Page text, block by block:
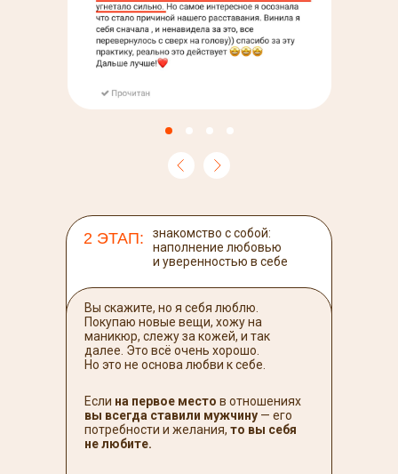
Если на первое место в отношениях
вы всегда ставили мужчину — его
потребности и желания, то вы себя
не любите.
Вы скажите, но я себя люблю.
Покупаю новые вещи, хожу на
маникюр, слежу за кожей, и так
далее. Это всё очень хорошо.
Но это не основа любви к себе.
знакомство с собой:
наполнение любовью
и уверенностью в себе
2 ЭТАП: